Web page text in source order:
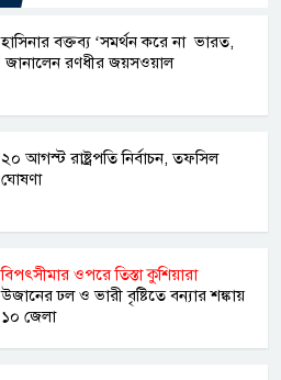
হাসিনার বক্তব্য ‘সমর্থন করে না ভারত,
জানালেন রণধীর জয়সওয়াল
২০ আগস্ট রাষ্ট্রপতি নির্বাচন, তফসিল
ঘোষণা
বিপৎসীমার ওপরে তিস্তা কুশিয়ারা
উজানের ঢল ও ভারী বৃষ্টিতে বন্যার শঙ্কায়
১০ জেলা